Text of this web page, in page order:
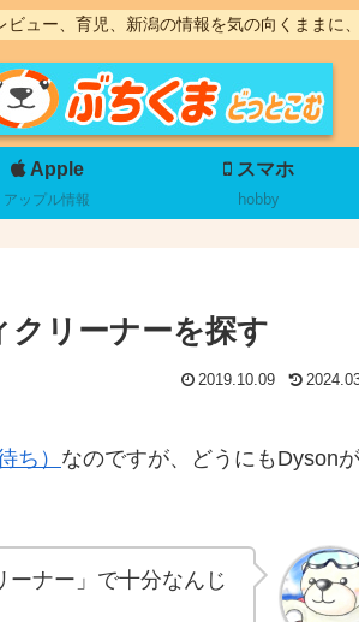
ュー、育児、新潟の情報を気の向くままに
Apple
アップル情報
スマホ
hobby
クリーナーを探す
2019.10.09
ち） なのですが、どうにもDyson
ーナー」で十分なんじ